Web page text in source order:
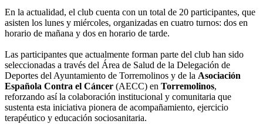
En la actualidad, el club cuenta con un total de 20 participantes, que
asisten los lunes y miércoles, organizadas en cuatro turnos: dos en
horario de mañana y dos en horario de tarde.
Las participantes que actualmente forman parte del club han sido
seleccionadas a través del Área de Salud de la Delegación de
Deportes del Ayuntamiento de Torremolinos y de la Asociación
Española Contra el Cáncer (AECC) en Torremolinos,
reforzando así la colaboración institucional y comunitaria que
sustenta esta iniciativa pionera de acompañamiento, ejercicio
terapéutico y educación sociosanitaria.